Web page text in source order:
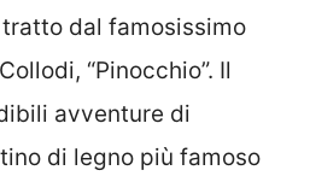
dal famosissimo
“Pinocchio”. Il
avventure di
di legno più famoso